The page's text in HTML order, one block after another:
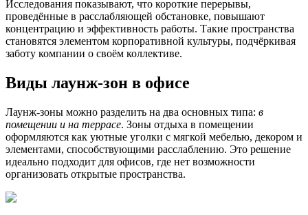
Исследования показывают, что короткие перерывы,
проведённые в расслабляющей обстановке, повышают
концентрацию и эффективность работы. Такие пространства
становятся элементом корпоративной культуры, подчёркивая
заботу компании о своём коллективе.
Виды лаунж-зон в офисе
Лаунж-зоны можно разделить на два основных типа: в
помещении и на террасе. Зоны отдыха в помещении
оформляются как уютные уголки с мягкой мебелью, декором и
элементами, способствующими расслаблению. Это решение
идеально подходит для офисов, где нет возможности
организовать открытые пространства.